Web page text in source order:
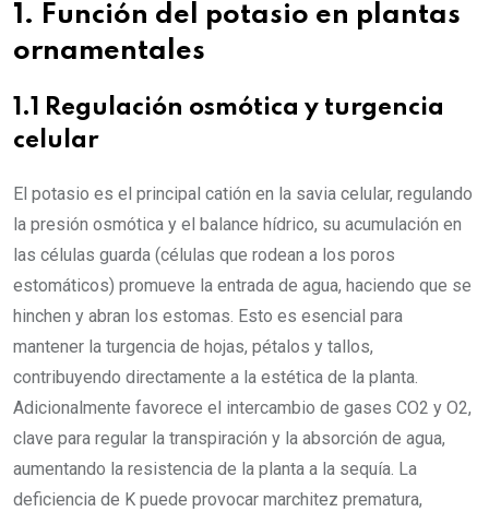
1. Función del potasio en plantas
ornamentales
1.1 Regulación osmótica y turgencia
celular
El potasio es el principal catión en la savia celular, regulando
la presión osmótica y el balance hídrico, su acumulación en
las células guarda (células que rodean a los poros
estomáticos) promueve la entrada de agua, haciendo que se
hinchen y abran los estomas. Esto es esencial para
mantener la turgencia de hojas, pétalos y tallos,
contribuyendo directamente a la estética de la planta.
Adicionalmente favorece el intercambio de gases CO2 y O2,
clave para regular la transpiración y la absorción de agua,
aumentando la resistencia de la planta a la sequía. La
deficiencia de K puede provocar marchitez prematura,